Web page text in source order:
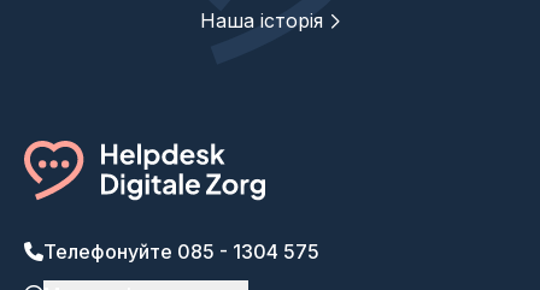
Наша історія
Телефонуйте 085 - 1304 575